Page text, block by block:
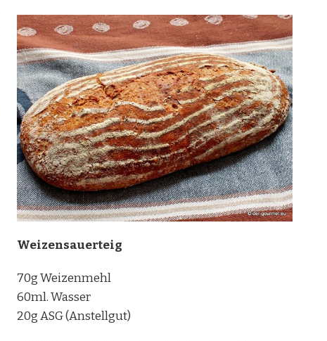
Weizensauerteig
70g Weizenmehl
60ml. Wasser
20g ASG (Anstellgut)